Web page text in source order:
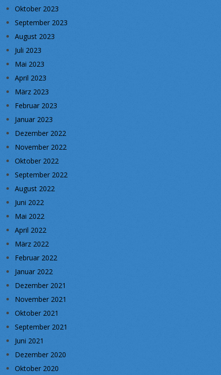
Oktober 2023
September 2023
August 2023
Juli 2023
Mai 2023
April 2023
März 2023
Februar 2023
Januar 2023
Dezember 2022
November 2022
Oktober 2022
September 2022
August 2022
Juni 2022
Mai 2022
April 2022
März 2022
Februar 2022
Januar 2022
Dezember 2021
November 2021
Oktober 2021
September 2021
Juni 2021
Dezember 2020
Oktober 2020